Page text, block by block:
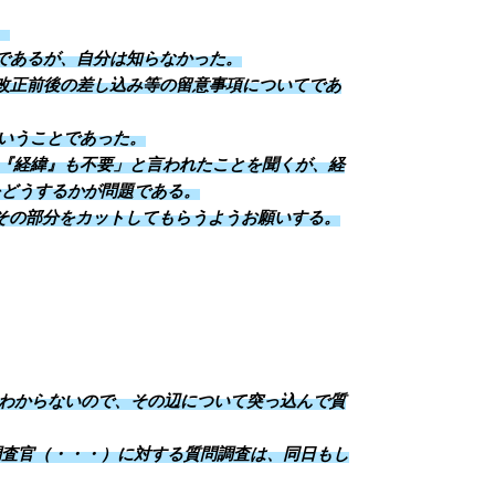
あるが、自分は知らなかった。
前後の差し込み等の留意事項についてであ
うことであった。
経緯』も不要」と言われたことを聞くが、経
うするかが問題である。
部分をカットしてもらうようお願いする。
からないので、その辺について突っ込んで質
官（・・・）に対する質問調査は、同日もし